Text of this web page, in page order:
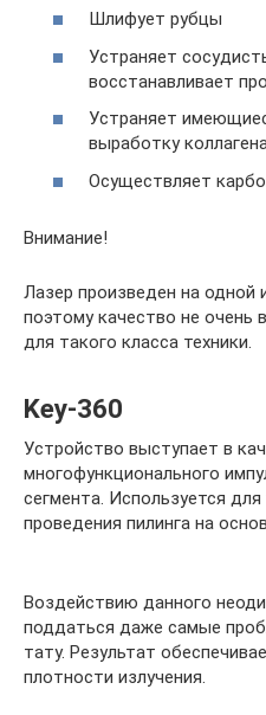
Шлифует рубцы
Устраняет
восстанавливает
Устраняет
выработку
Осуществляет
Внимание!
Лазер произведен на одной
поэтому качество не
для такого класса техники.
Key-360
Устройство выступает в
многофункционального
сегмента. Используется
проведения пилинга на
Воздействию данного
поддаться даже самые
тату. Результат
плотности излучения.